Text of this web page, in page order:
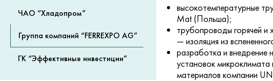
ЧАО “Хладопром”
Группа компаний “FERREXPO AG”
ГК “Эффективные инвестиции”
высокотемпературные
Mat (Польша);
трубопроводы горячей и
— изоляция из
разработка и внедрение
установок
материалов компании